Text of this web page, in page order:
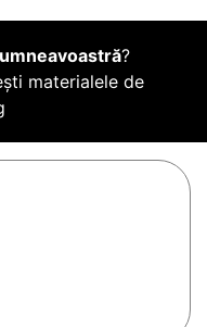
?
materialele de